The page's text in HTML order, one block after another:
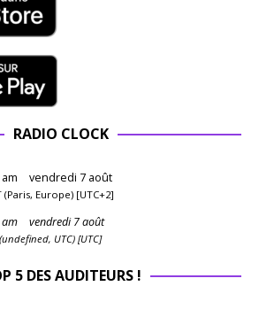
RADIO CLOCK
am vendredi 7 août
(Paris, Europe) [UTC+2]
am vendredi 7 août
UTC) [UTC]
5 DES AUDITEURS !